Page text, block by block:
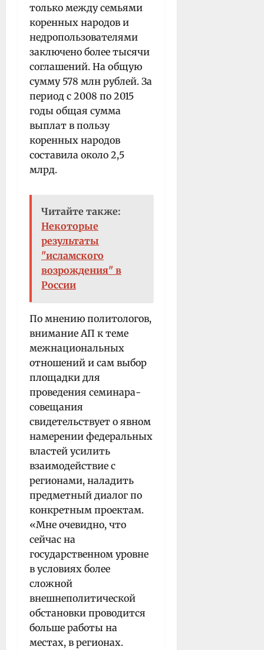
только между семьями
коренных народов и
недропользователями
заключено более тысячи
соглашений. На общую
сумму 578 млн рублей. За
период с 2008 по 2015
годы общая сумма
выплат в пользу
коренных народов
составила около 2,5
млрд.
Читайте также:
Некоторые
результаты
"исламского
возрождения" в
России
По мнению политологов,
внимание АП к теме
межнациональных
отношений и сам выбор
площадки для
проведения семинара-
совещания
свидетельствует о явном
намерении федеральных
властей усилить
взаимодействие с
регионами, наладить
предметный диалог по
конкретным проектам.
«Мне очевидно, что
сейчас на
государственном уровне
в условиях более
сложной
внешнеполитической
обстановки проводится
больше работы на
местах, в регионах.